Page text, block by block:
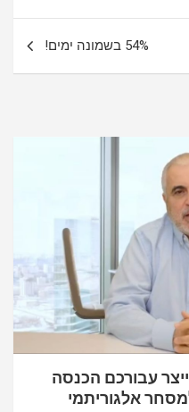
54% בשמונה ימים!
עבורכם הכנסה
אלגוריתמי